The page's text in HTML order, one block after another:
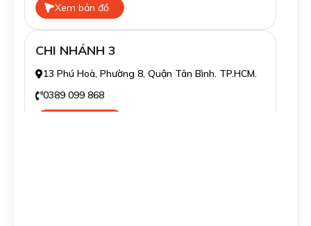
Xem bản đồ
CHI NHÁNH 3
13 Phú Hoà, Phường 8, Quận Tân Bình. TP.HCM.
0389 099 868